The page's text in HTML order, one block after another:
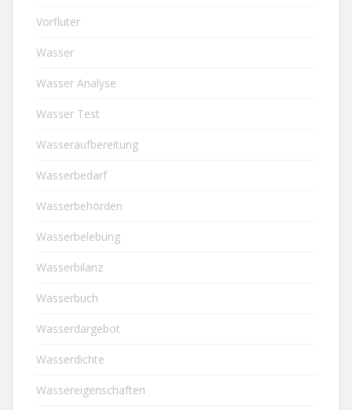
Vorfluter
Wasser
Wasser Analyse
Wasser Test
Wasseraufbereitung
Wasserbedarf
Wasserbehörden
Wasserbelebung
Wasserbilanz
Wasserbuch
Wasserdargebot
Wasserdichte
Wassereigenschaften